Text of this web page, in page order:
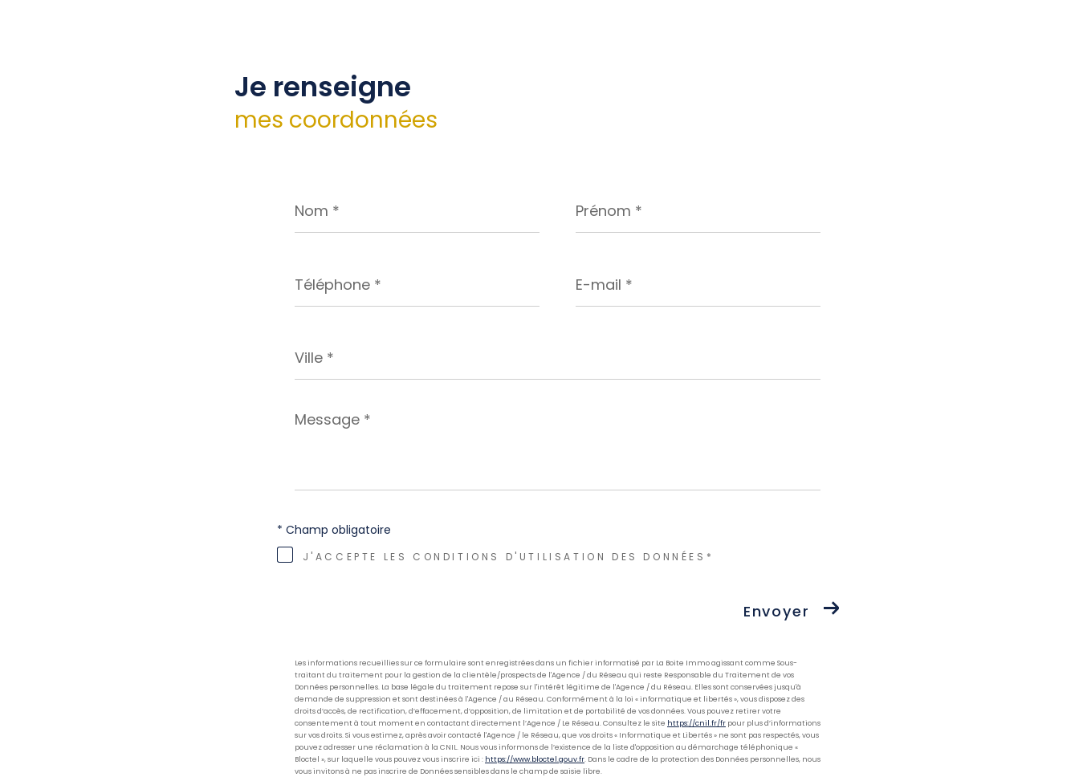
Je renseigne
mes coordonnées
* *
* mail
*
*
Message
*
J'ACCEPTE LES CONDITIONS D'UTILISATION DES DONNÉES*
* Champ obligatoire
Envoyer
Les informations recueillies sur ce formulaire sont enregistrées dans un fichier informatisé par La Boite Immo agissant comme Sous-
traitant du traitement pour la gestion de la clientèle/prospects de l'Agence / du Réseau qui reste Responsable du Traitement de vos
Données personnelles. La base légale du traitement repose sur l'intérêt légitime de l'Agence / du Réseau. Elles sont conservées jusqu'à
demande de suppression et sont destinées à l'Agence / au Réseau. Conformément à la loi « informatique et libertés », vous disposez des
droits d’accès, de rectification, d’effacement, d’opposition, de limitation et de portabilité de vos données. Vous pouvez retirer votre
consentement à tout moment en contactant directement l’Agence / Le Réseau. Consultez le site https://cnil.fr/fr pour plus d’informations
sur vos droits. Si vous estimez, après avoir contacté l'Agence / le Réseau, que vos droits « Informatique et Libertés » ne sont pas respectés, vous
pouvez adresser une réclamation à la CNIL. Nous vous informons de l’existence de la liste d'opposition au démarchage téléphonique «
Bloctel », sur laquelle vous pouvez vous inscrire ici : https://www.bloctel.gouv.fr. Dans le cadre de la protection des Données personnelles, nous
vous invitons à ne pas inscrire de Données sensibles dans le champ de saisie libre.